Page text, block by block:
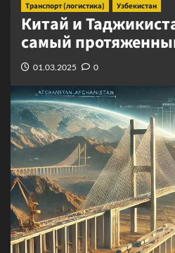
Транспорт (логистика)
Узбекистан
Китай и
самый
01.03.2025 0